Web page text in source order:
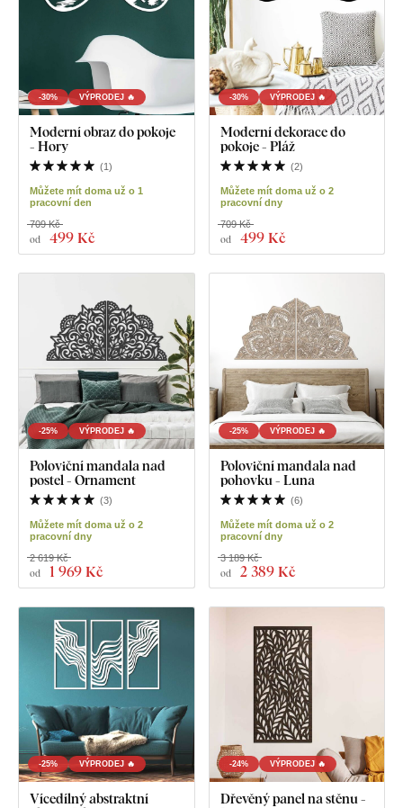
-30% VÝPRODEJ 🔥
Moderní obraz do pokoje
- Hory
(1)
Můžete mít doma už o 1
pracovní den
od 499 Kč
709 Kč
-30% VÝPRODEJ 🔥
Moderní dekorace do
pokoje - Pláž
(2)
Můžete mít doma už o 2
pracovní dny
od 499 Kč
709 Kč
-25% VÝPRODEJ 🔥
Poloviční mandala nad
postel - Ornament
(3)
Můžete mít doma už o 2
pracovní dny
od 1 969 Kč
2 619 Kč
-25% VÝPRODEJ 🔥
Poloviční mandala nad
pohovku - Luna
(6)
Můžete mít doma už o 2
pracovní dny
od 2 389 Kč
3 189 Kč
-25% VÝPRODEJ 🔥
Vícedílný abstraktní
-24% VÝPRODEJ 🔥
Dřevěný panel na stěnu -